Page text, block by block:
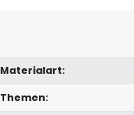
Materialart:
Themen: